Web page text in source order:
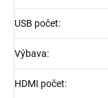
USB počet:
Výbava:
HDMI počet: